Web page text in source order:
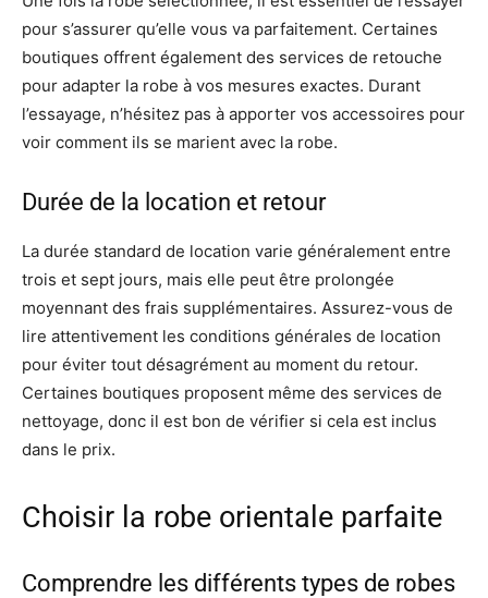
pour s’assurer qu’elle vous va parfaitement. Certaines
boutiques offrent également des services de retouche
pour adapter la robe à vos mesures exactes. Durant
l’essayage, n’hésitez pas à apporter vos accessoires pour
voir comment ils se marient avec la robe.
Durée de la location et retour
La durée standard de location varie généralement entre
trois et sept jours, mais elle peut être prolongée
moyennant des frais supplémentaires. Assurez-vous de
lire attentivement les conditions générales de location
pour éviter tout désagrément au moment du retour.
Certaines boutiques proposent même des services de
nettoyage, donc il est bon de vérifier si cela est inclus
dans le prix.
Choisir la robe orientale parfaite
Comprendre les différents types de robes